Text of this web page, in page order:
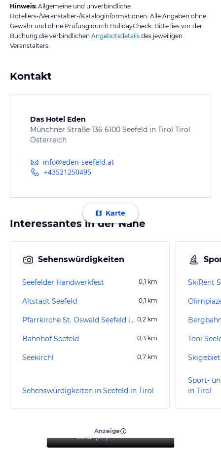
Hinweis: Allgemeine und unverbindliche
Hoteliers-/Veranstalter-/Kataloginformationen. Alle Angaben ohne
Gewähr und ohne Prüfung durch HolidayCheck. Bitte lies vor der
Buchung die verbindlichen Angebotsdetails des jeweiligen
Veranstalters.
Kontakt
Das Hotel Eden
Münchner Straße 136 6100 Seefeld in Tirol Tirol
Österreich
info@eden-seefeld.at
+43521250495
Karte
Interessantes in der Nähe
Sehenswürdigkeiten
Seefelder Handwerkfest 0,1 km
Altstadt Seefeld 0,1 km
Pfarrkirche St. Oswald Seefeld in Tirol 0,2 km
Bahnhof Seefeld 0,3 km
Seekirchl 0,7 km
Sehenswürdigkeiten in Seefeld in Tirol
SkiRent
Toni
Sport-
in Tirol
Anzeige
Oskar(71+)